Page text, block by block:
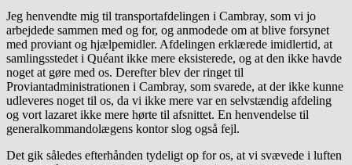
Jeg henvendte mig til transportafdelingen i Cambray, som vi jo
arbejdede sammen med og for, og anmodede om at blive forsynet
med proviant og hjælpemidler. Afdelingen erklærede imidlertid, at
samlingsstedet i Quéant ikke mere eksisterede, og at den ikke havde
noget at gøre med os. Derefter blev der ringet til
Proviantadministrationen i Cambray, som svarede, at der ikke kunne
udleveres noget til os, da vi ikke mere var en selvstændig afdeling
og vort lazaret ikke mere hørte til afsnittet. En henvendelse til
generalkommandolægens kontor slog også fejl.
Det gik således efterhånden tydeligt op for os, at vi svævede i luften